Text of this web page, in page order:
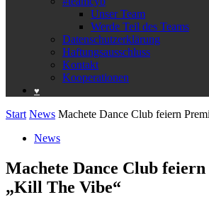
Unser Team
Werde Teil des Teams
Datenschutzerklärung
Haftungsausschluss
Kontakt
Kooperationen
♥️
Start News Machete Dance Club feiern
News
Machete Dance Club
„Kill The Vibe“